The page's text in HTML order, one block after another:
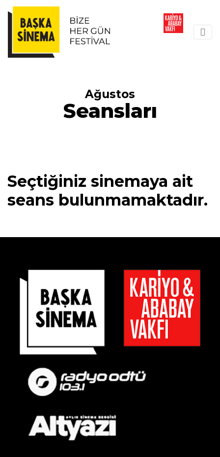
Ağustos
Seansları
Seçtiğiniz sinemaya ait
seans bulunmamaktadır.